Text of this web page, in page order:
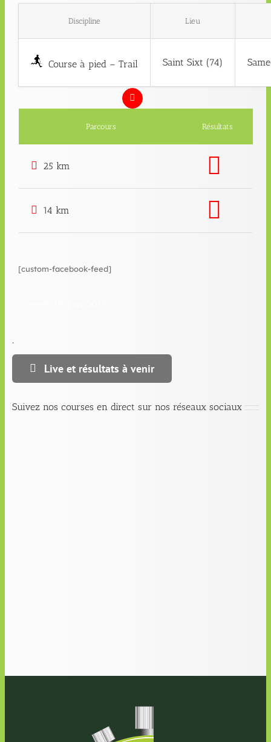
Discipline Lieu
Course à pied – Trail Saint Sixt (74)
Parcours Résultats
25 km
14 km
[custom-facebook-feed]
.
Live et résultats à venir
Suivez nos courses en direct sur nos réseaux sociaux